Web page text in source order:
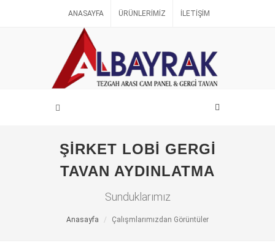
ANASAYFA ÜRÜNLERIMIZ İLETIŞIM
ŞIRKET LOBI GERGI
TAVAN AYDINLATMA
Sunduklarımız
Anasayfa Çalışmlarımızdan Görüntüler